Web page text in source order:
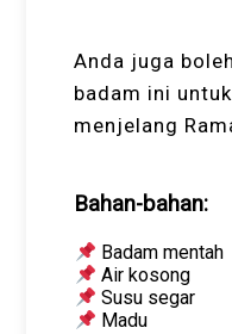
Anda juga
badam ini
menjelang
Bahan-bahan:
Badam mentah
Air kosong
Susu segar
Madu